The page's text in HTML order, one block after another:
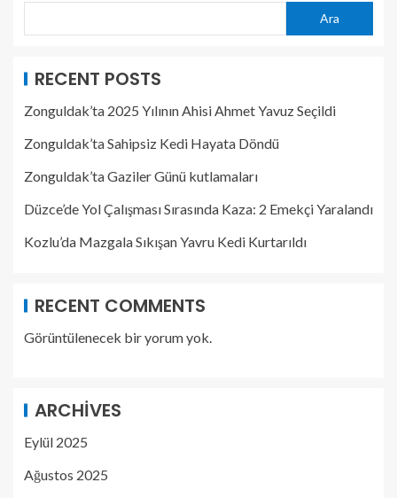
Ara
RECENT POSTS
Zonguldak’ta 2025 Yılının Ahisi Ahmet Yavuz Seçildi
Zonguldak’ta Sahipsiz Kedi Hayata Döndü
Zonguldak’ta Gaziler Günü kutlamaları
Düzce’de Yol Çalışması Sırasında Kaza: 2 Emekçi Yaralandı
Kozlu’da Mazgala Sıkışan Yavru Kedi Kurtarıldı
RECENT COMMENTS
Görüntülenecek bir yorum yok.
ARCHIVES
Eylül 2025
Ağustos 2025